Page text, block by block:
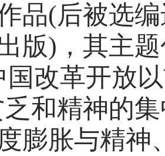
品(后被选
版)，其主
国改革开放
和精神的
膨胀与精神